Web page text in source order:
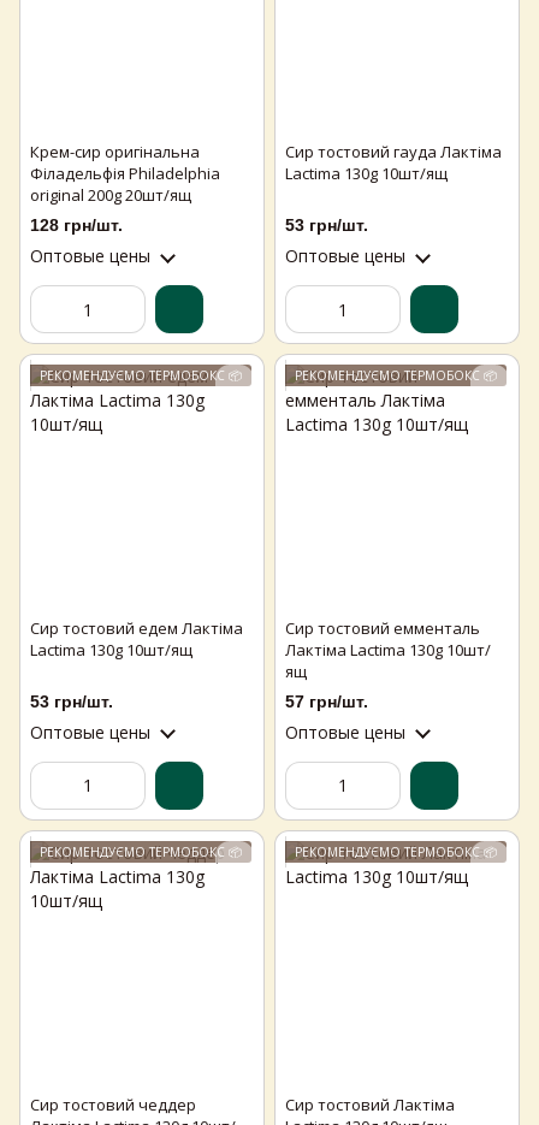
Крем-сир оригінальна
Філадельфія Philadelphia
original 200g 20шт/ящ
128 грн/шт.
Оптовые цены
Сир тостовий гауда Лактіма
Lactima 130g 10шт/ящ
53 грн/шт.
Оптовые цены
РЕКОМЕНДУЄМО ТЕРМОБОКС 📦
Сир тостовий едем Лактіма
Lactima 130g 10шт/ящ
53 грн/шт.
Оптовые цены
РЕКОМЕНДУЄМО ТЕРМОБОКС 📦
Сир тостовий емменталь
Лактіма Lactima 130g 10шт/
ящ
57 грн/шт.
Оптовые цены
РЕКОМЕНДУЄМО ТЕРМОБОКС 📦
Сир тостовий чеддер
РЕКОМЕНДУЄМО ТЕРМОБОКС 📦
Сир тостовий Лактіма